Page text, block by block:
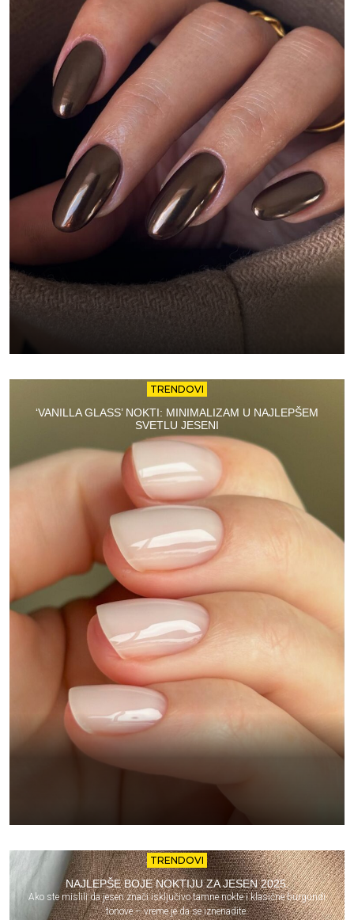
TRENDOVI
‘VANILLA GLASS’ NOKTI: MINIMALIZAM U NAJLEPŠEM
SVETLU JESENI
TRENDOVI
NAJLEPŠE BOJE NOKTIJU ZA JESEN 2025.
Ako ste mislili da jesen znači isključivo tamne nokte i klasične burgundi
tonove – vreme je da se iznenadite.